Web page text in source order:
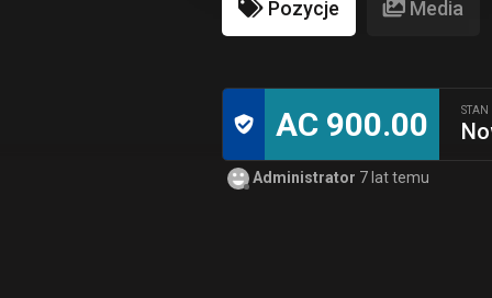
Pozycje Media
AC 900.00 STAN
Administrator 7 lat temu